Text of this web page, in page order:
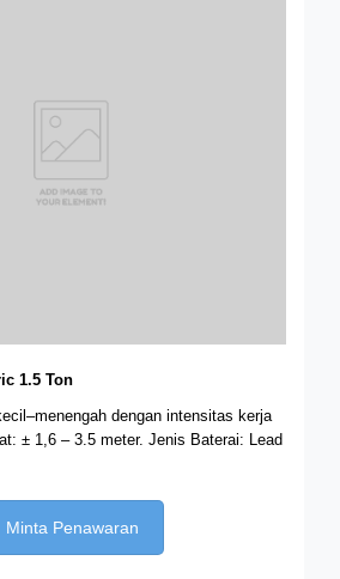
1.5 Ton
dengan intensitas kerja
± 1,6 – 3.5 meter. Jenis Baterai: Lead
Minta Penawaran